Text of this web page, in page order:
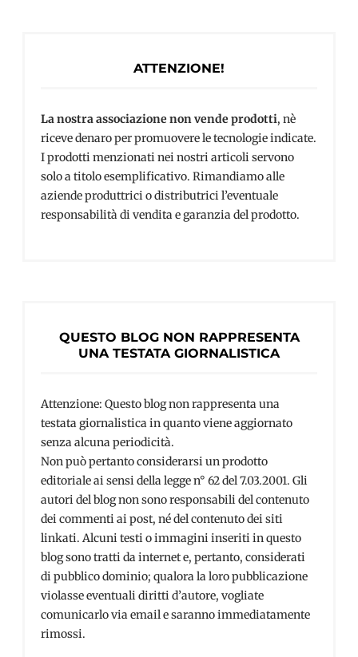
ATTENZIONE!
La nostra associazione non vende prodotti, nè
riceve denaro per promuovere le tecnologie indicate.
I prodotti menzionati nei nostri articoli servono
solo a titolo esemplificativo. Rimandiamo alle
aziende produttrici o distributrici l’eventuale
responsabilità di vendita e garanzia del prodotto.
QUESTO BLOG NON RAPPRESENTA
UNA TESTATA GIORNALISTICA
Attenzione: Questo blog non rappresenta una
testata giornalistica in quanto viene aggiornato
senza alcuna periodicità.
Non può pertanto considerarsi un prodotto
editoriale ai sensi della legge n° 62 del 7.03.2001. Gli
autori del blog non sono responsabili del contenuto
dei commenti ai post, né del contenuto dei siti
linkati. Alcuni testi o immagini inseriti in questo
blog sono tratti da internet e, pertanto, considerati
di pubblico dominio; qualora la loro pubblicazione
violasse eventuali diritti d’autore, vogliate
comunicarlo via email e saranno immediatamente
rimossi.